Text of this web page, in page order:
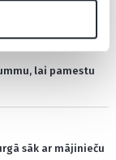
lai pamestu
sāk ar mājinieču